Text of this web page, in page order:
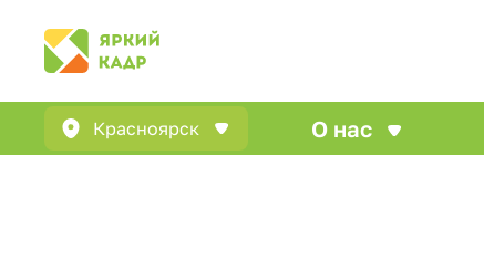
Красноярск О нас